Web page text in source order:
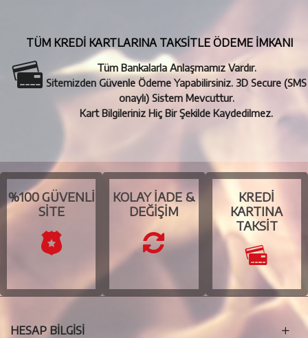
TÜM KREDİ KARTLARINA TAKSİTLE ÖDEME İMKANI
Tüm Bankalarla Anlaşmamız Vardır.
Sitemizden Güvenle Ödeme Yapabilirsiniz. 3D Secure (SMS
onaylı) Sistem Mevcuttur.
Kart Bilgileriniz Hiç Bir Şekilde Kaydedilmez.
%100 GÜVENLI
SITE
KOLAY İADE &
DEĞIŞIM
KREDI
KARTINA
TAKSIT
HESAP BİLGİSİ